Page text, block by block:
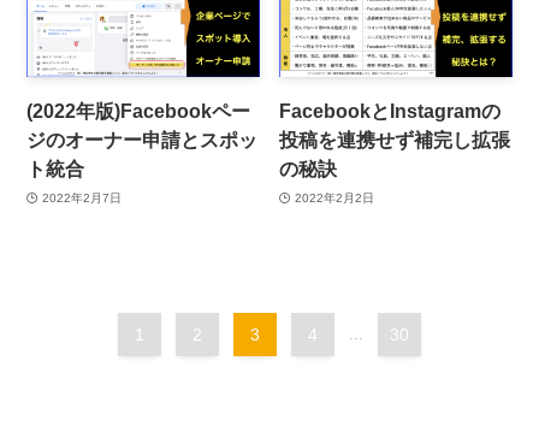
(2022年版)Facebookペー
ジのオーナー申請とスポッ
ト統合
2022年2月7日
FacebookとInstagramの
投稿を連携せず補完し拡張
の秘訣
2022年2月2日
1 2 3 4 ... 30